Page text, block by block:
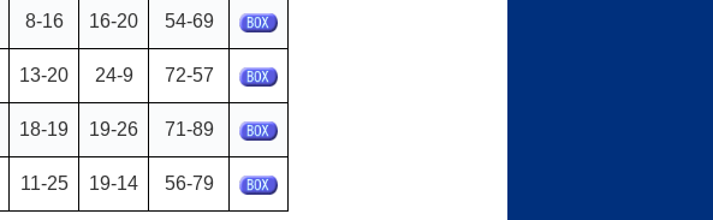
8-16 16-20 54-69
13-20 24-9 72-57
18-19 19-26 71-89
11-25 19-14 56-79